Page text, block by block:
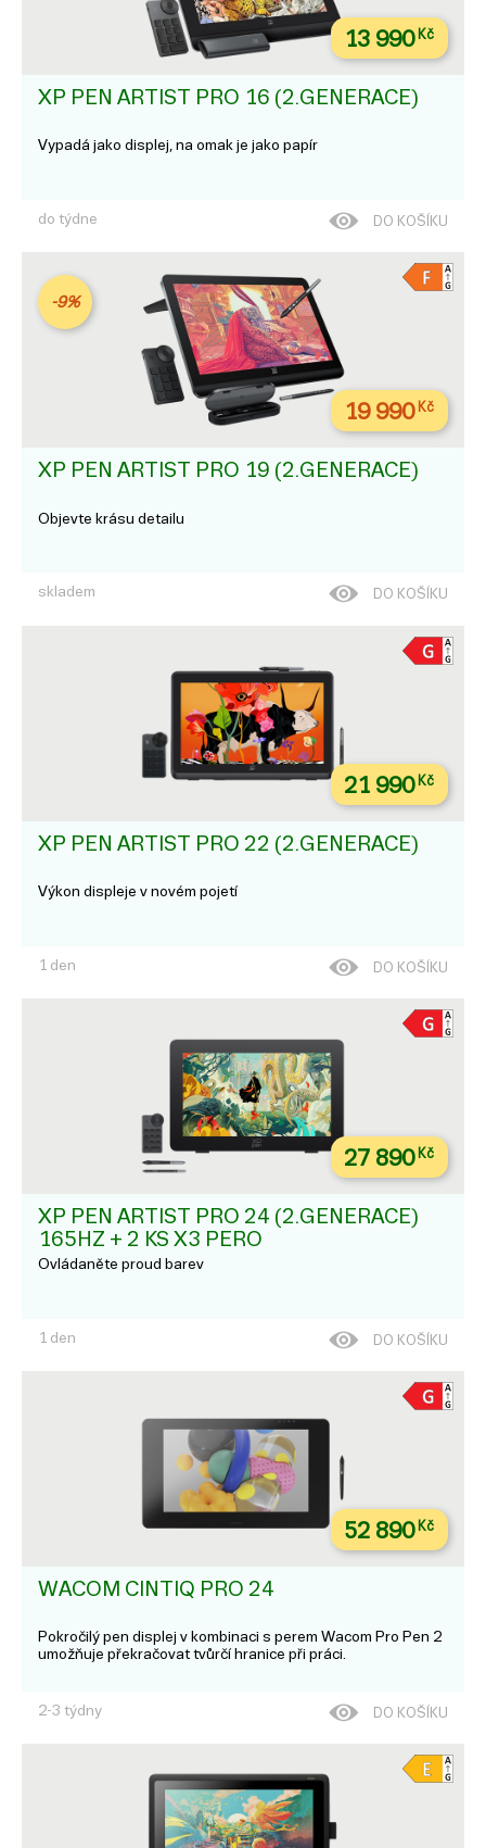
13 990Kč
XP PEN ARTIST PRO 16 (2.GENERACE)
Vypadá jako displej, na omak je jako papír
do týdne DO KOŠÍKU
-9%
19 990Kč
XP PEN ARTIST PRO 19 (2.GENERACE)
Objevte krásu detailu
skladem DO KOŠÍKU
21 990Kč
XP PEN ARTIST PRO 22 (2.GENERACE)
Výkon displeje v novém pojetí
1 den DO KOŠÍKU
27 890Kč
XP PEN ARTIST PRO 24 (2.GENERACE)
165HZ + 2 KS X3 PERO
Ovládaněte proud barev
1 den DO KOŠÍKU
52 890Kč
WACOM CINTIQ PRO 24
Pokročilý pen displej v kombinaci s perem Wacom Pro Pen 2
umožňuje překračovat tvůrčí hranice při práci.
2-3 týdny DO KOŠÍKU